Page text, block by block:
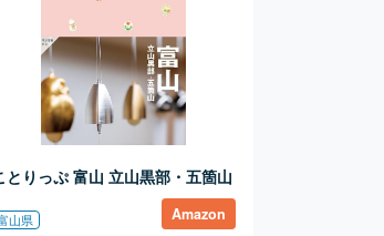
とりっぷ 富山 立山黒部・五箇山
山県 Amazon